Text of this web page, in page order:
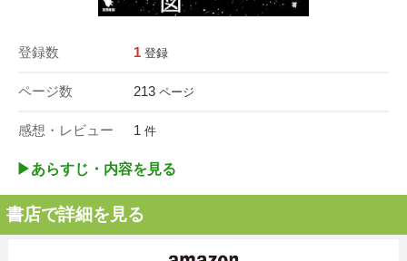
登録数 1 登録
ページ数 213 ページ
感想・レビュー 1 件
▶︎あらすじ・内容を見る
書店で詳細を見る